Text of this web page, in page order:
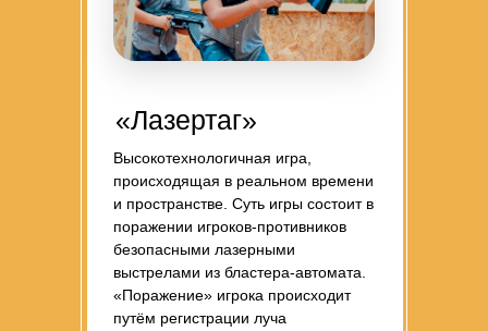
«Лазертаг»
Высокотехнологичная игра,
происходящая в реальном времени
и пространстве. Суть игры состоит в
поражении игроков-противников
безопасными лазерными
выстрелами из бластера-автомата.
«Поражение» игрока происходит
путём регистрации луча